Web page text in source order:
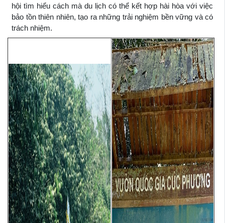
hội tìm hiểu cách mà du lịch có thể kết hợp hài hòa với việc
bảo tồn thiên nhiên, tạo ra những trải nghiệm bền vững và có
trách nhiệm.